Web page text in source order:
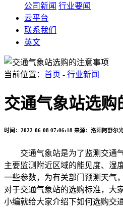
公司新闻 行业要闻
云平台
联系我们
英文
当前位置： 首页 - 行业新闻
交通气象站选购
时间：2022-06-08 07:06:18 来源：洛阳阿舒尔
交通气象站是为了监测交通气
主要监测附近区域的能见度、湿
一些参数，为有关部门预测天气
对于交通气象站的选购标准，大
小编就给大家介绍下如何选购交